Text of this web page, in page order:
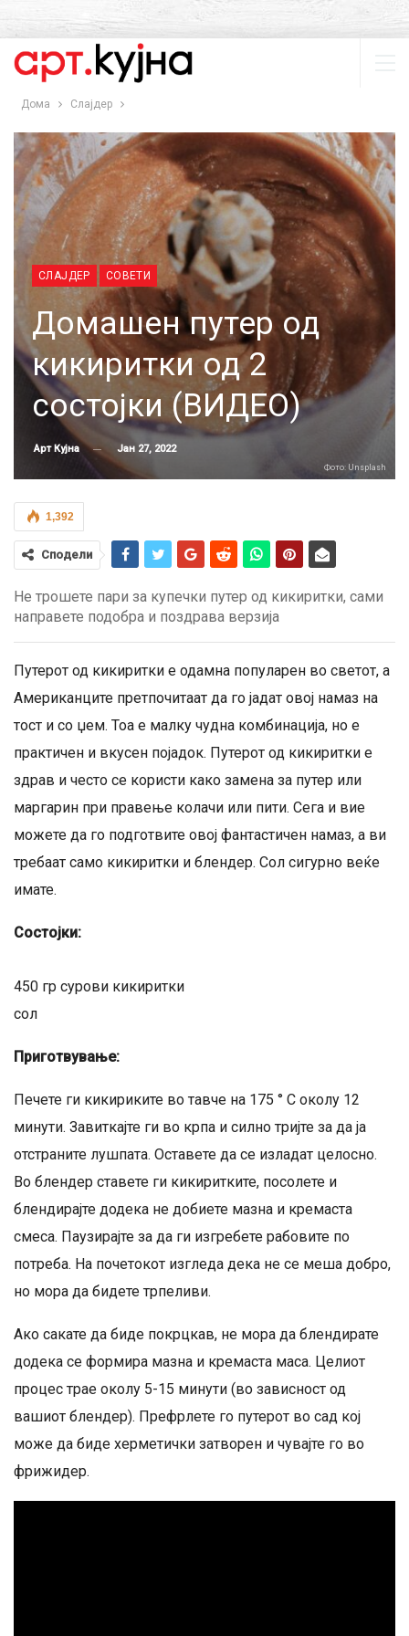
Дома Слајдер
СЛАЈДЕР СОВЕТИ
Домашен путер од
кикиритки од 2
состојки (ВИДЕО)
Арт Кујна Јан 27, 2022
Фото: Unsplash
1,392
Сподели
Не трошете пари за купечки путер од кикиритки, сами
направете подобра и поздрава верзија
Путерот од кикиритки е одамна популарен во светот, а
Американците претпочитаат да го јадат овој намаз на
тост и со џем. Тоа е малку чудна комбинација, но е
практичен и вкусен појадок. Путерот од кикиритки е
здрав и често се користи како замена за путер или
маргарин при правење колачи или пити. Сега и вие
можете да го подготвите овој фантастичен намаз, а ви
требаат само кикиритки и блендер. Сол сигурно веќе
имате.
Состојки:
450 гр сурови кикиритки
сол
Приготвување:
Печете ги кикириките во тавче на 175 ° C околу 12
минути. Завиткајте ги во крпа и силно тријте за да ја
отстраните лушпата. Оставете да се изладат целосно.
Во блендер ставете ги кикиритките, посолете и
блендирајте додека не добиете мазна и кремаста
смеса. Паузирајте за да ги изгребете рабовите по
потреба. На почетокот изгледа дека не се меша добро,
но мора да бидете трпеливи.
Ако сакате да биде покрцкав, не мора да блендирате
додека се формира мазна и кремаста маса. Целиот
процес трае околу 5-15 минути (во зависност од
вашиот блендер). Префрлете го путерот во сад кој
може да биде херметички затворен и чувајте го во
фрижидер.